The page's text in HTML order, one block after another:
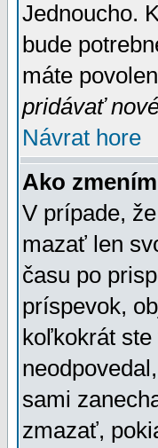
Jednoucho.
bude
máte
pridávať
Návrat hore
Ako
V prípade,
mazať len
času po
príspevok,
koľkokrát
sami
zmazať,